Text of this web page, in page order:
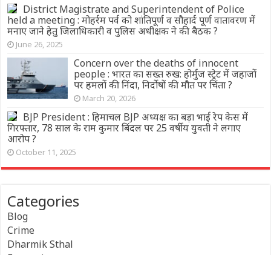
District Magistrate and Superintendent of Police
held a meeting : मोहर्रम पर्व को शांतिपूर्ण व सौहार्द पूर्ण वातावरण में
मनाए जाने हेतु जिलाधिकारी व पुलिस अधीक्षक ने की बैठक ?
June 26, 2025
Concern over the deaths of innocent
people : भारत का सख्त रुख: होर्मुज स्ट्रेट में जहाजों
पर हमलों की निंदा, निर्दोषों की मौत पर चिंता ?
March 20, 2026
BJP President : हिमाचल BJP अध्यक्ष का बड़ा भाई रेप केस में
गिरफ्तार, 78 साल के राम कुमार बिंदल पर 25 वर्षीय युवती ने लगाए
आरोप ?
October 11, 2025
Categories
Blog
Crime
Dharmik Sthal